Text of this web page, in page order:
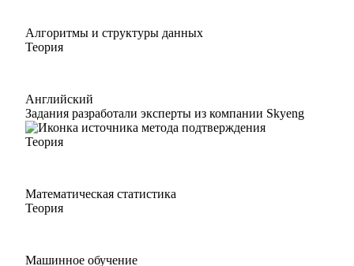
Алгоритмы и структуры данных
Теория
Английский
Задания разработали эксперты из компании Skyeng
Теория
Математическая статистика
Теория
Машинное обучение